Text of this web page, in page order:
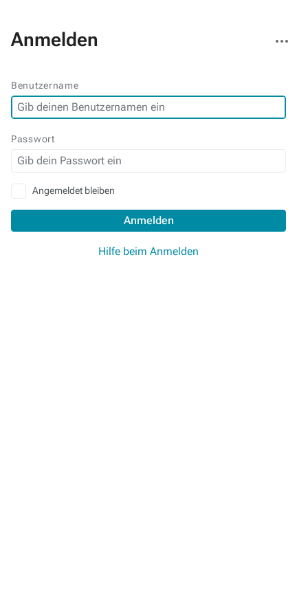
Anmelden
Aktionen
Benutzername
Passwort
Angemeldet bleiben
Anmelden
Hilfe beim Anmelden